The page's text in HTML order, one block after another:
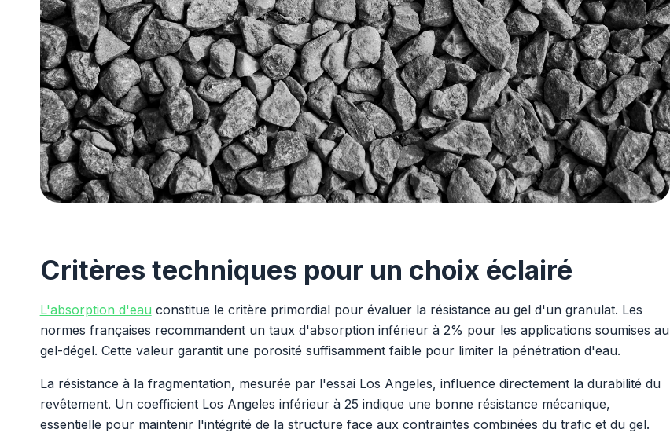
Critères techniques pour un choix éclairé
L'absorption d'eau constitue le critère primordial pour évaluer la résistance au gel d'un granulat. Les
normes françaises recommandent un taux d'absorption inférieur à 2% pour les applications soumises au
gel-dégel. Cette valeur garantit une porosité suffisamment faible pour limiter la pénétration d'eau.
La résistance à la fragmentation, mesurée par l'essai Los Angeles, influence directement la durabilité du
revêtement. Un coefficient Los Angeles inférieur à 25 indique une bonne résistance mécanique,
essentielle pour maintenir l'intégrité de la structure face aux contraintes combinées du trafic et du gel.